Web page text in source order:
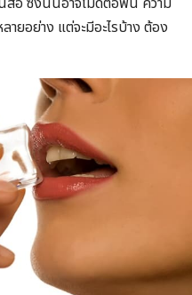
ายอย่าง แต่จะมีอะไรบ้าง ต้อง